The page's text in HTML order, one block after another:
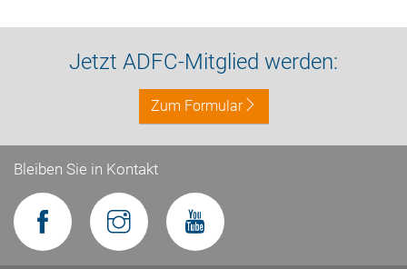
Jetzt ADFC-Mitglied werden:
Zum Formular
Bleiben Sie in Kontakt